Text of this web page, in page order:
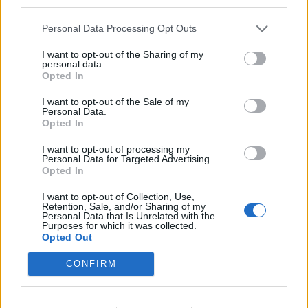
Personal Data Processing Opt Outs
I want to opt-out of the Sharing of my
personal data.
Opted In
I want to opt-out of the Sale of my
Personal Data.
Opted In
I want to opt-out of processing my
Personal Data for Targeted Advertising.
Opted In
I want to opt-out of Collection, Use,
Retention, Sale, and/or Sharing of my
Personal Data that Is Unrelated with the
Purposes for which it was collected.
Opted Out
CONFIRM
15
355
17 okt. 11
Volvo 164 T6 (1969)
61 671 visningar
38 kommentarer
264
11
BMW 330D F31 (2013)
32
1 okt. 17